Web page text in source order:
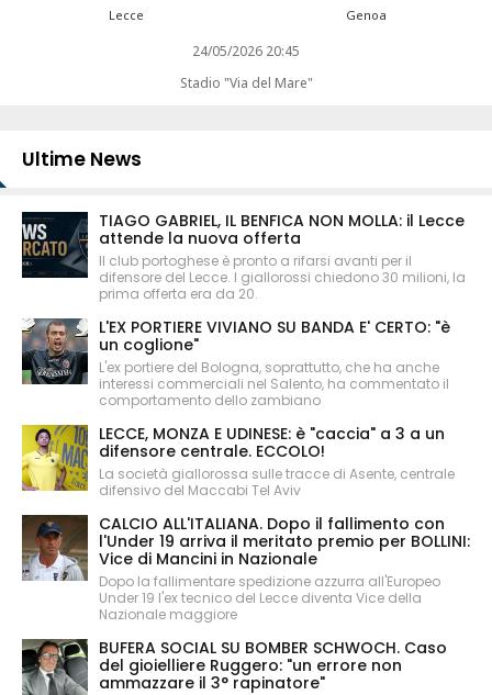
Lecce Genoa
24/05/2026 20:45
Stadio "Via del Mare"
Ultime News
TIAGO GABRIEL, IL BENFICA NON MOLLA: il Lecce
attende la nuova offerta
Il club portoghese è pronto a rifarsi avanti per il
difensore del Lecce. I giallorossi chiedono 30 milioni, la
prima offerta era da 20.
L'EX PORTIERE VIVIANO SU BANDA E' CERTO: "è
un coglione"
L'ex portiere del Bologna, soprattutto, che ha anche
interessi commerciali nel Salento, ha commentato il
comportamento dello zambiano
LECCE, MONZA E UDINESE: è "caccia" a 3 a un
difensore centrale. ECCOLO!
La società giallorossa sulle tracce di Asente, centrale
difensivo del Maccabi Tel Aviv
CALCIO ALL'ITALIANA. Dopo il fallimento con
l'Under 19 arriva il meritato premio per BOLLINI:
Vice di Mancini in Nazionale
Dopo la fallimentare spedizione azzurra all'Europeo
Under 19 l'ex tecnico del Lecce diventa Vice della
Nazionale maggiore
BUFERA SOCIAL SU BOMBER SCHWOCH. Caso
del gioielliere Ruggero: "un errore non
ammazzare il 3° rapinatore"